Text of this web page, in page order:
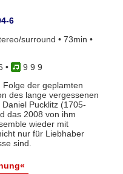
6
surround • 73min •
•
9 9 9
Folge der geplamten
des lange vergessenen
Pucklitz (1705-
das 2008 von ihm
wieder mit
nur für Liebhaber
sind.